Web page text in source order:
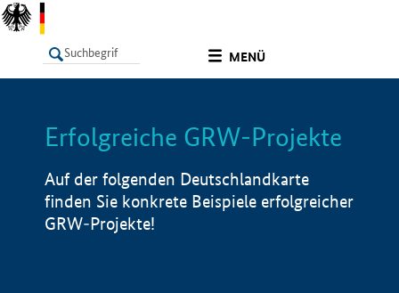
MENÜ
LISTE Info
Erfolgreiche GRW-Projekte
Auf der folgenden Deutschlandkarte
finden Sie konkrete Beispiele erfolgreicher
GRW-Projekte!